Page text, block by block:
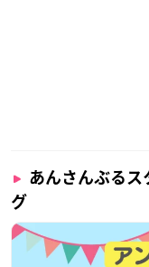
あんさんぶるス
グ